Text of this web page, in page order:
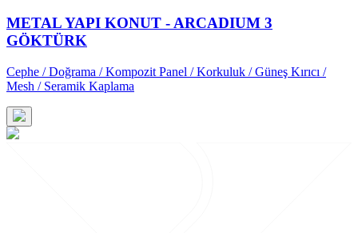
METAL YAPI KONUT - ARCADIUM 3
GÖKTÜRK
Cephe / Doğrama / Kompozit Panel / Korkuluk / Güneş Kırıcı /
Mesh / Seramik Kaplama